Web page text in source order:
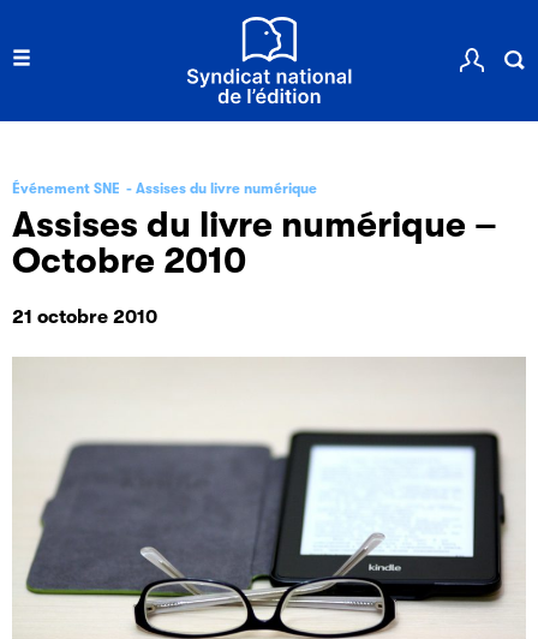
Événement SNE Assises du livre numérique
Assises du livre numérique –
Octobre 2010
21 octobre 2010